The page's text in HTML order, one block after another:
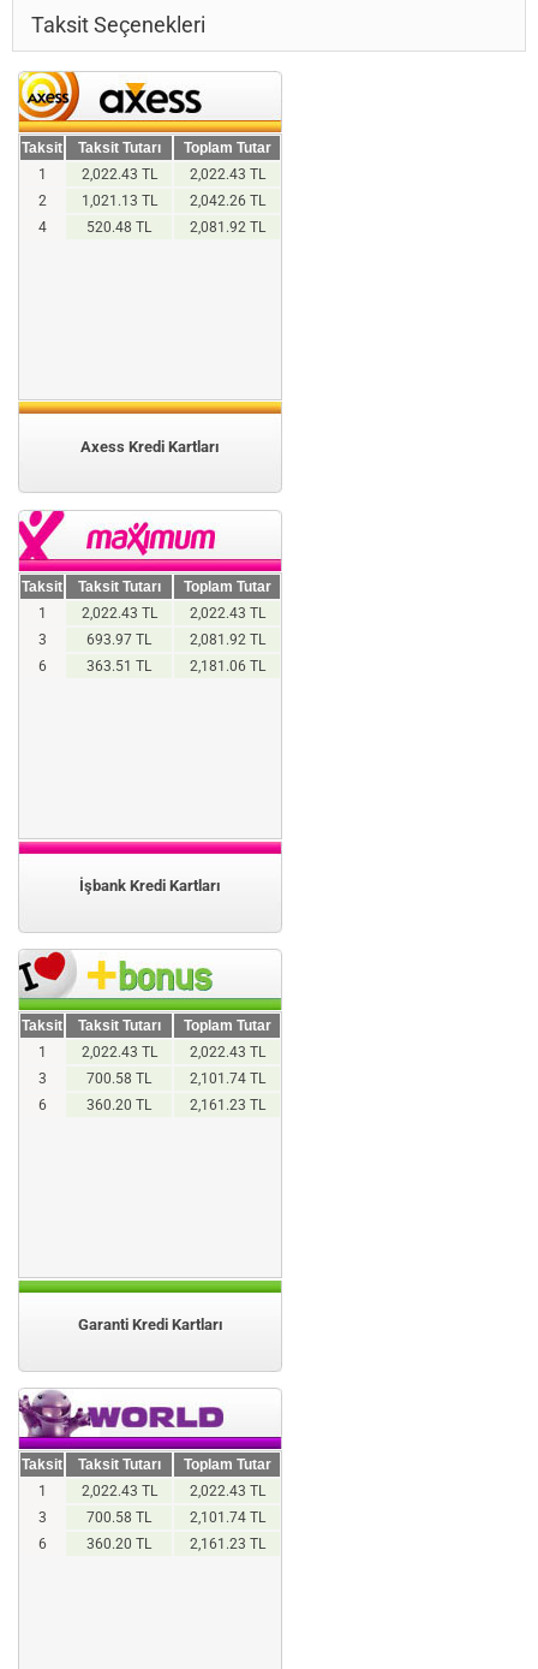
Taksit Seçenekleri
Taksit Taksit Tutarı
Toplam Tutar
1
2,022.43 TL
2,022.43 TL
2
1,021.13 TL
2,042.26 TL
4
520.48 TL 2,081.92 TL
Axess Kredi Kartları
Taksit Taksit Tutarı
Toplam Tutar
1
2,022.43 TL
2,022.43 TL
3
693.97 TL
2,081.92 TL
6
363.51 TL 2,181.06 TL
İşbank Kredi Kartları
Taksit Taksit Tutarı
Toplam Tutar
1
2,022.43 TL
2,022.43 TL
3
700.58 TL
2,101.74 TL
6
360.20 TL 2,161.23 TL
Garanti Kredi Kartları
Taksit Taksit Tutarı
Toplam Tutar
1
2,022.43 TL
2,022.43 TL
3
700.58 TL
2,101.74 TL
6
360.20 TL 2,161.23 TL